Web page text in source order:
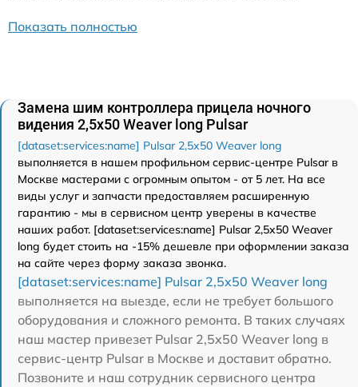
Показать полностью
Замена шим контроллера прицела ночного
видения 2,5x50 Weaver long Pulsar
[dataset:services:name] Pulsar 2,5x50 Weaver long
выполняется в нашем профильном сервис-центре Pulsar в
Москве мастерами с огромным опытом - от 5 лет. На все
виды услуг и запчасти предоставляем расширенную
гарантию - мы в сервисном центр уверены в качестве
наших работ. [dataset:services:name] Pulsar 2,5x50 Weaver
long будет стоить на -15% дешевле при оформлении заказа
на сайте через форму заказа звонка.
[dataset:services:name] Pulsar 2,5x50 Weaver long
выполняется на выезде, если не требует большого
оборудования и сложного ремонта. В таких случаях
наш мастер привезет Pulsar 2,5x50 Weaver long в
сервис-центр Pulsar в Москве и доставит обратно.
Позвоните и наш сотрудник сервисного центра